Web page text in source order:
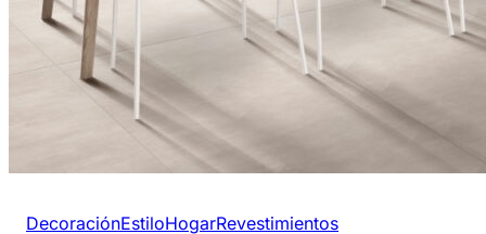
DecoraciónEstiloHogarRevestimientos